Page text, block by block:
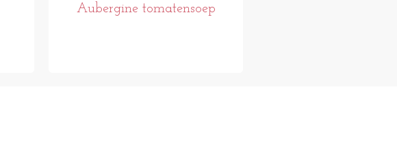
Aubergine tomatensoep